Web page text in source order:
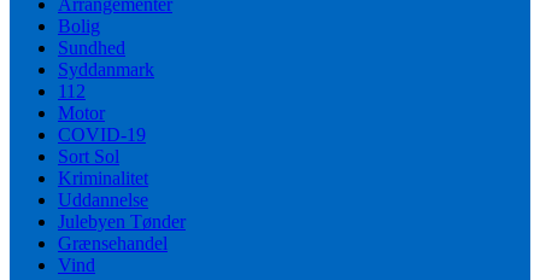
Bolig
Sundhed
Syddanmark
112
Motor
COVID-19
Sort Sol
Kriminalitet
Uddannelse
Julebyen Tønder
Grænsehandel
Vind